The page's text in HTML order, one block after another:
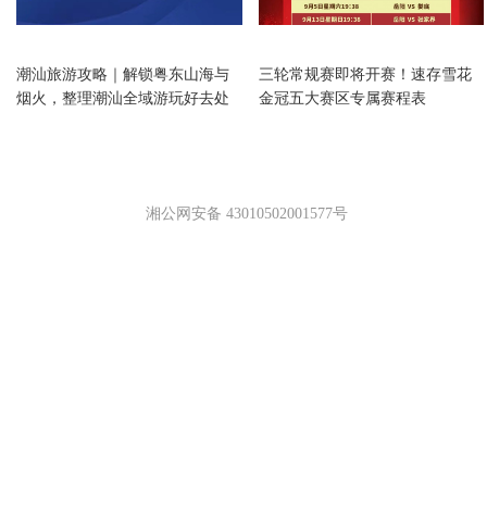
潮汕旅游攻略｜解锁粤东山海与
烟火，整理潮汕全域游玩好去处
三轮常规赛即将开赛！速存雪花
金冠五大赛区专属赛程表
湘公网安备 43010502001577号